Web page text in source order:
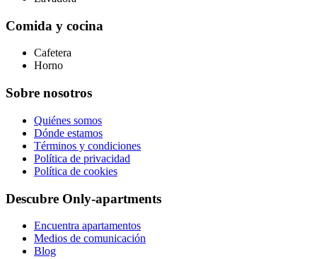
Comida y cocina
Cafetera
Horno
Sobre nosotros
Quiénes somos
Dónde estamos
Términos y condiciones
Política de privacidad
Política de cookies
Descubre Only-apartments
Encuentra apartamentos
Medios de comunicación
Blog